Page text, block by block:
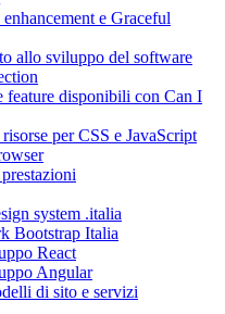
e Graceful
allo sviluppo del software
feature disponibili con Can I
per CSS e JavaScript
system .italia
Bootstrap Italia
React
Angular
di sito e servizi